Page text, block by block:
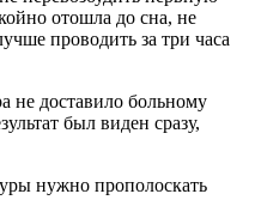
отошла до сна, не
проводить за три часа
не доставило больному
был виден сразу,
нужно прополоскать